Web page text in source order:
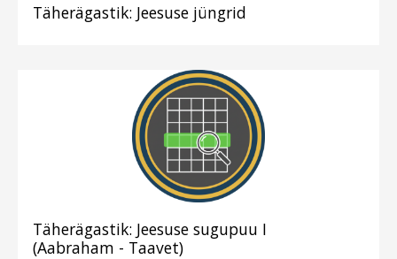
Täherägastik: Jeesuse jüngrid
Täherägastik: Jeesuse sugupuu I
(Aabraham - Taavet)